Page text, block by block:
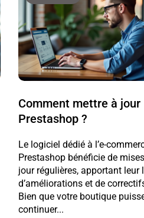
Comment mettre à jour
Prestashop ?
Le logiciel dédié à l’e-
Prestashop bénéficie de
jour régulières, apportant leur
d’améliorations et de
Bien que votre boutique
continuer...